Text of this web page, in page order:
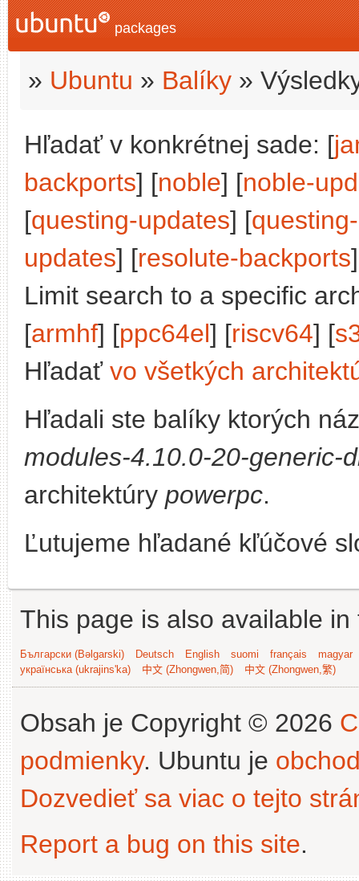
packages
» Ubuntu » Balíky »
Hľadať v konkrétnej sade: [
backports] [noble] [noble-
[questing-updates] [
updates] [resolute-backports
Limit search to a specific
[armhf] [ppc64el] [riscv64] [
Hľadať vo všetkých
Hľadali ste balíky ktorých
modules-4.10.0-20-generic-
architektúry powerpc.
Ľutujeme hľadané kľúčové
This page is also available
Български (Bəlgarski) Deutsch English suomi français
magyar
українська (ukrajins'ka)
中文 (Zhongwen,简) 中文 (Zhongwen,繁)
Obsah je Copyright © 2026
podmienky. Ubuntu je
Dozvedieť sa viac o tejto
Report a bug on this site.